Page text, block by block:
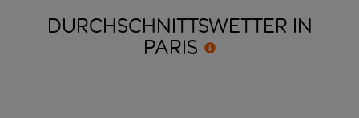
DURCHSCHNITTSWETTER IN
PARIS